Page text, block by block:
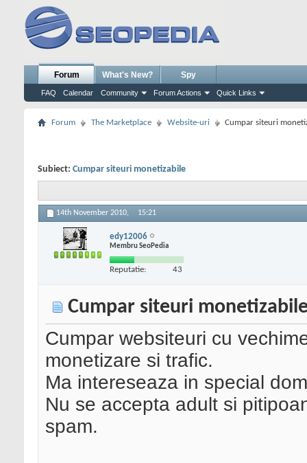
Forum
FAQ Calendar Community Forum Actions Quick Links
What's New? Spy
Forum The Marketplace Website-uri Cumpar siteuri
Subiect: Cumpar siteuri monetizabile
14th November 2010, 15:21
edy12006
Membru SeoPedia
Reputatie: 43
Cumpar siteuri
Cumpar websiteuri cu
monetizare si trafic.
Ma intereseaza in special
Nu se accepta adult si
spam.